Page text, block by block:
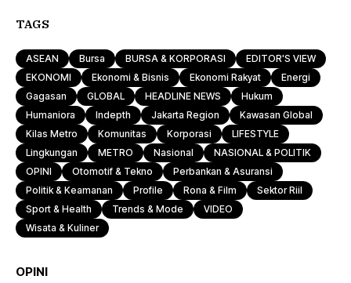
TAGS
ASEAN Bursa BURSA & KORPORASI
EDITOR'S VIEW
EKONOMI
Ekonomi & Bisnis Ekonomi Rakyat
Energi
Gagasan
GLOBAL HEADLINE NEWS
Hukum
Humaniora
Indepth Jakarta Region
Kawasan Global
Kilas Metro
Komunitas Korporasi
LIFESTYLE
Lingkungan
METRO Nasional
NASIONAL & POLITIK
OPINI
Otomotif & Tekno
Perbankan & Asuransi
Politik & Keamanan
Profile Rona & Film
Sektor Riil
Sport & Health
Trends & Mode
VIDEO
Wisata & Kuliner
OPINI